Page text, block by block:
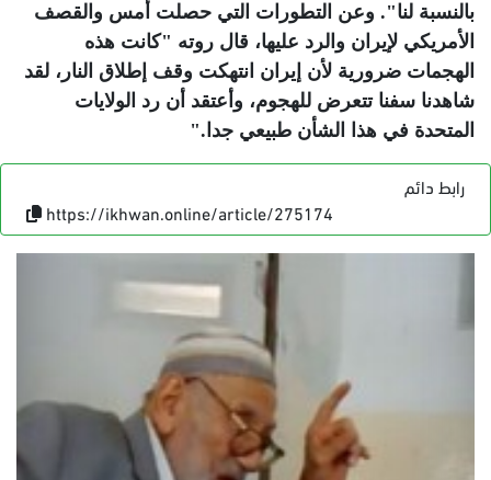
بالنسبة لنا". وعن التطورات التي حصلت أمس والقصف
الأمريكي لإيران والرد عليها، قال روته "كانت هذه
الهجمات ضرورية لأن إيران انتهكت وقف إطلاق النار، لقد
شاهدنا سفنا تتعرض للهجوم، وأعتقد أن رد الولايات
المتحدة في هذا الشأن طبيعي جدا ".
رابط دائم
https://ikhwan.online/article/275174